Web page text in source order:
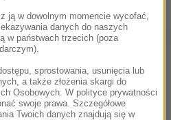
się z rozstawioną z
Switoliną. To będzie ich
dotychczasowe
parę tworzą Brytyjka
Amerykanka Madison Keys
ją w dowolnym momencie wycofać,
danych do naszych
w państwach trzecich (poza
sprostowania, usunięcia lub
a także złożenia skargi do
Osobowych. W polityce prywatności
swoje prawa. Szczegółowe
Twoich danych znajdują się w